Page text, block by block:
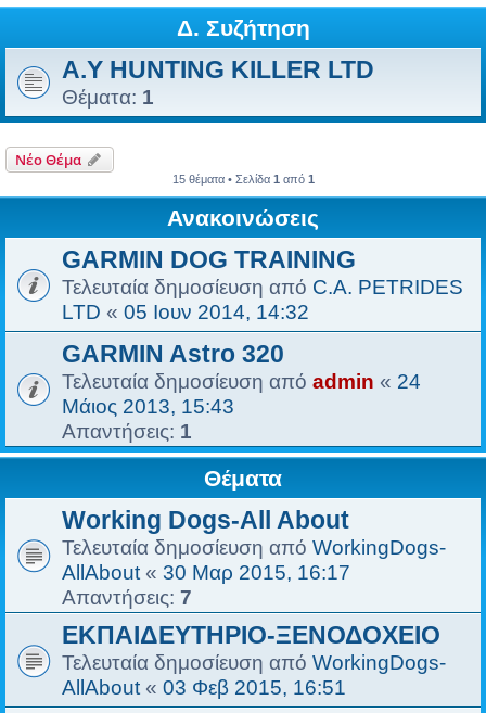
Δ. Συζήτηση
A.Y HUNTING KILLER LTD
Θέματα: 1
Νέο Θέμα
15 θέματα • Σελίδα 1 από 1
Ανακοινώσεις
GARMIN DOG TRAINING
Τελευταία δημοσίευση από C.A. PETRIDES
LTD « 05 Ιουν 2014, 14:32
GARMIN Astro 320
Τελευταία δημοσίευση από admin « 24
Μάιος 2013, 15:43
Απαντήσεις: 1
Θέματα
Working Dogs-All About
Τελευταία δημοσίευση από WorkingDogs-
AllAbout « 30 Μαρ 2015, 16:17
Απαντήσεις: 7
ΕΚΠΑΙΔΕΥΤΗΡΙΟ-ΞΕΝΟΔΟΧΕΙΟ
Τελευταία δημοσίευση από WorkingDogs-
AllAbout « 03 Φεβ 2015, 16:51